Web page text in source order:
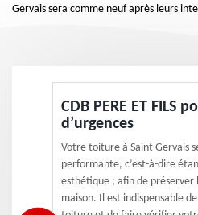
Gervais sera comme neuf après leurs
CDB PERE ET FILS
d’urgences
Votre toiture à Saint Gervais
performante, c’est-à-dire
esthétique ; afin de préserver
maison. Il est indispensable